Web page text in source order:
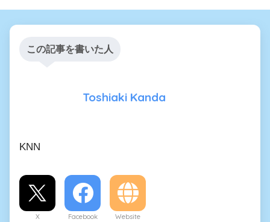
この記事を書いた人
Toshiaki Kanda
KNN
X Facebook Website